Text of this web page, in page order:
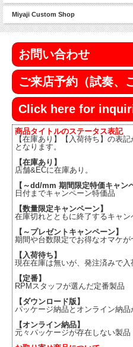
Miyaji Custom Shop
お問い合わせ
ご来店予約（試奏、
Click here for
商品タイトルのステータス表記
【在庫あり】【入荷待ち】の表
となります。
【在庫あり】
店舗&ECに在庫あり。
【～dd/mm 期間限定特価キャン
日付までキャンペーン特価品
【数量限定キャンペーン】
在庫切れとともに終了するキャン
【～プレゼントキャンペーン】
期間や台数限定でお得なオマケが
【入荷待ち】
現在在庫は無いが、発注済みで入
【定番】
RPMスタッフが選んだ定番製品
【ダウンロード版】
パッケージ納品とオンライン納
【オンライン納品】
元々パッケージが存在しない製品